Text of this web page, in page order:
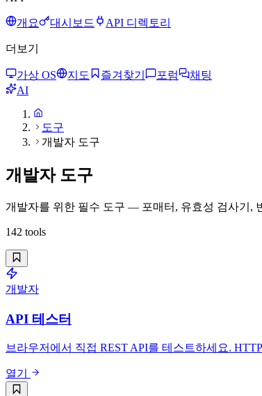
개요 대시보드 API 디렉토리
더보기
가상 OS 지도 즐겨찾기 포럼
채팅
AI
도구
개발자 도구
개발자 도구
개발자를 위한 필수 도구 — 포매터, 유효성 검사기,
142 tools
개발자
API 테스터
브라우저에서 직접 REST API를 테스트하세요.
열기